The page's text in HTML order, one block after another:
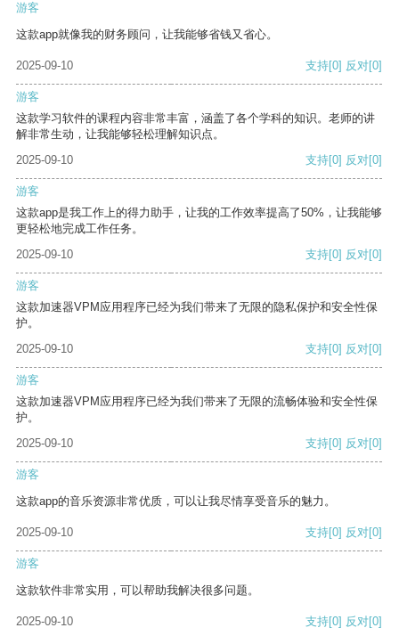
游客
这款app就像我的财务顾问，让我能够省钱又省心。
2025-09-10 支持[0] 反对[0]
游客
这款学习软件的课程内容非常丰富，涵盖了各个学科的知识。老师的讲
解非常生动，让我能够轻松理解知识点。
2025-09-10
支持[0] 反对[0]
游客
这款app是我工作上的得力助手，让我的工作效率提高了50%，让我能够
更轻松地完成工作任务。
2025-09-10
支持[0] 反对[0]
游客
这款加速器VPM应用程序已经为我们带来了无限的隐私保护和安全性保
护。
2025-09-10
支持[0] 反对[0]
游客
这款加速器VPM应用程序已经为我们带来了无限的流畅体验和安全性保
护。
2025-09-10
支持[0] 反对[0]
游客
这款app的音乐资源非常优质，可以让我尽情享受音乐的魅力。
2025-09-10 支持[0] 反对[0]
游客
这款软件非常实用，可以帮助我解决很多问题。
2025-09-10 支持[0] 反对[0]